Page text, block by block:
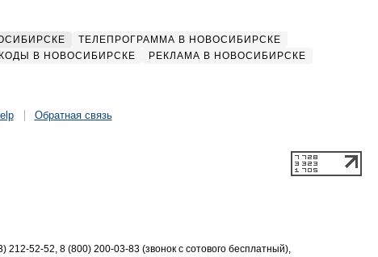
ТЕЛЕПРОГРАММА В НОВОСИБИРСКЕ
В НОВОСИБИРСКЕ РЕКЛАМА В НОВОСИБИРСКЕ
Обратная связь
212-52-52, 8 (800) 200-03-83 (звонок с сотового бесплатный),